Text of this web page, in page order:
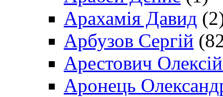
Арахамія Давид
Арбузов Сергій
Арестович
Аронець